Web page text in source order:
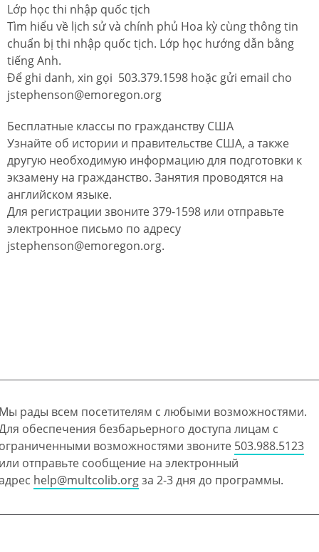
Lớp học thi nhập quốc tịch
Tìm hiểu về lịch sử và chính phủ Hoa kỳ cùng thông tin
chuẩn bị thi nhập quốc tịch. Lớp học hướng dẫn bằng
tiếng Anh.
Để ghi danh, xin gọi 503.379.1598 hoặc gửi email cho
jstephenson@emoregon.org
Бесплатные классы по гражданству США
Узнайте об истории и правительстве США, а также
другую необходимую информацию для подготовки к
экзамену на гражданство. Занятия проводятся на
английском языке.
Для регистрации звоните 379-1598 или отправьте
электронное письмо по адресу
jstephenson@emoregon.org.
рады всем посетителям с любыми возможностями.
обеспечения безбарьерного доступа лицам с
возможностями звоните 503.988.5123
отправьте сообщение на электронный
help@multcolib.orgза 2-3 дня до программы.